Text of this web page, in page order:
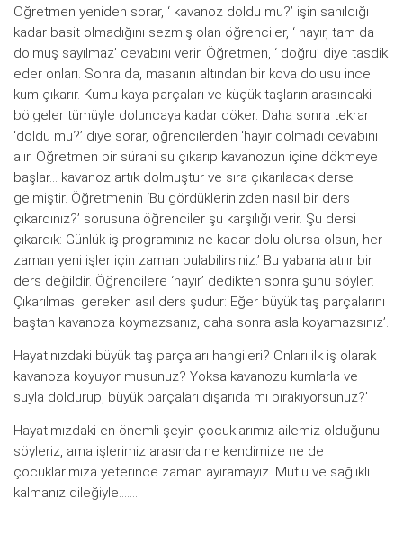
Öğretmen yeniden sorar, ‘ kavanoz doldu mu?’ işin sanıldığı
kadar basit olmadığını sezmiş olan öğrenciler, ‘ hayır, tam da
dolmuş sayılmaz’ cevabını verir. Öğretmen, ‘ doğru’ diye tasdik
eder onları. Sonra da, masanın altından bir kova dolusu ince
kum çıkarır. Kumu kaya parçaları ve küçük taşların arasındaki
bölgeler tümüyle doluncaya kadar döker. Daha sonra tekrar
‘doldu mu?’ diye sorar, öğrencilerden ‘hayır dolmadı cevabını
alır. Öğretmen bir sürahi su çıkarıp kavanozun içine dökmeye
başlar… kavanoz artık dolmuştur ve sıra çıkarılacak derse
gelmiştir. Öğretmenin ‘Bu gördüklerinizden nasıl bir ders
çıkardınız?’ sorusuna öğrenciler şu karşılığı verir. Şu dersi
çıkardık: Günlük iş programınız ne kadar dolu olursa olsun, her
zaman yeni işler için zaman bulabilirsiniz.’ Bu yabana atılır bir
ders değildir. Öğrencilere ‘hayır’ dedikten sonra şunu söyler:
Çıkarılması gereken asıl ders şudur: Eğer büyük taş parçalarını
baştan kavanoza koymazsanız, daha sonra asla koyamazsınız’.
Hayatınızdaki büyük taş parçaları hangileri? Onları ilk iş olarak
kavanoza koyuyor musunuz? Yoksa kavanozu kumlarla ve
suyla doldurup, büyük parçaları dışarıda mı bırakıyorsunuz?’
Hayatımızdaki en önemli şeyin çocuklarımız ailemiz olduğunu
söyleriz, ama işlerimiz arasında ne kendimize ne de
çocuklarımıza yeterince zaman ayıramayız. Mutlu ve sağlıklı
kalmanız dileğiyle……..